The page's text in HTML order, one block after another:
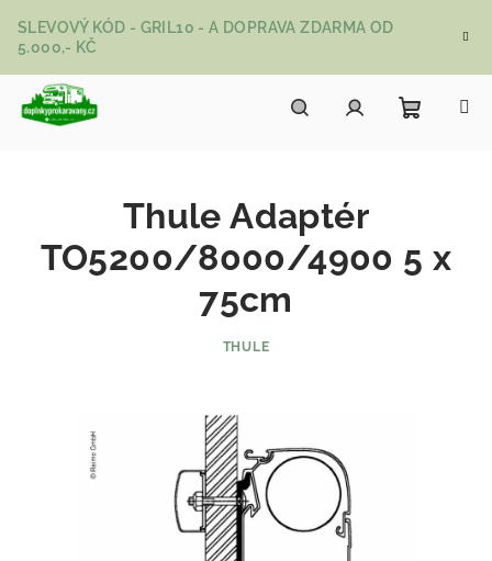
SLEVOVÝ KÓD - GRIL10 - A DOPRAVA ZDARMA OD
5.000,- KČ
Thule Adaptér
TO5200/8000/4900 5 x
75cm
THULE